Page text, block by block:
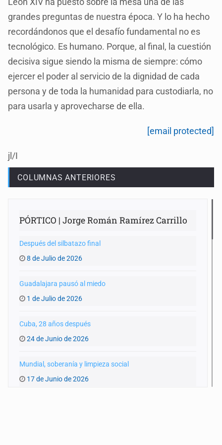
grandes preguntas de nuestra época. Y lo ha hecho
recordándonos que el desafío fundamental no es
tecnológico. Es humano. Porque, al final, la cuestión
decisiva sigue siendo la misma de siempre: cómo
ejercer el poder al servicio de la dignidad de cada
persona y de toda la humanidad para custodiarla, no
para usarla y aprovecharse de ella.
[email protected]
jl/I
COLUMNAS ANTERIORES
PÓRTICO | Jorge Román Ramírez Carrillo
Después del silbatazo final
8 de Julio de 2026
Guadalajara pausó al miedo
1 de Julio de 2026
Cuba, 28 años después
24 de Junio de 2026
Mundial, soberanía y limpieza social
17 de Junio de 2026